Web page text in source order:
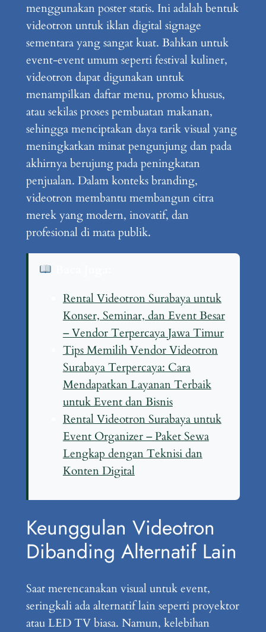
menggunakan poster statis. Ini adalah bentuk
videotron untuk iklan digital signage
sementara yang sangat kuat. Bahkan untuk
event-event umum seperti festival kuliner,
videotron dapat digunakan untuk
menampilkan daftar menu, promo khusus,
atau sekilas proses pembuatan makanan,
sehingga menciptakan daya tarik visual yang
meningkatkan minat pengunjung dan pada
akhirnya berujung pada peningkatan
penjualan. Dalam konteks branding,
videotron membantu membangun citra
merek yang modern, inovatif, dan
profesional di mata publik.
Rental Videotron Surabaya untuk
Konser, Seminar, dan Event Besar
– Vendor Terpercaya Jawa Timur
Tips Memilih Vendor Videotron
Surabaya Terpercaya: Cara
Mendapatkan Layanan Terbaik
untuk Event dan Bisnis
Rental Videotron Surabaya untuk
Event Organizer – Paket Sewa
Lengkap dengan Teknisi dan
Konten Digital
Keunggulan Videotron
Dibanding Alternatif Lain
Saat merencanakan visual untuk event,
seringkali ada alternatif lain seperti proyektor
atau LED TV biasa. Namun, kelebihan